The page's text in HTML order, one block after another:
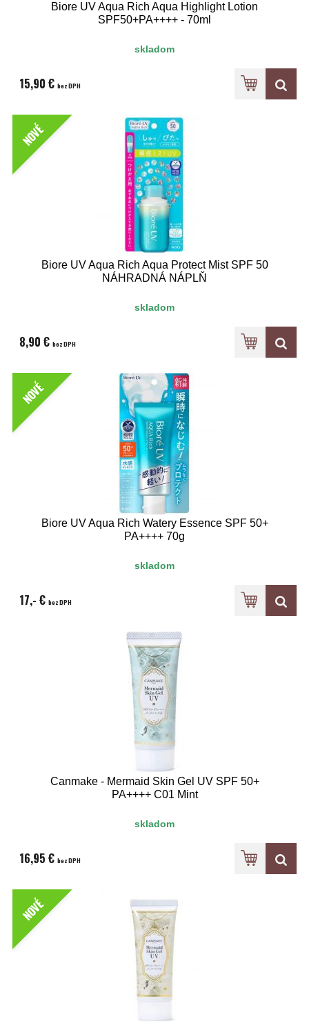
Biore UV Aqua Rich Aqua Highlight Lotion
SPF50+PA++++ - 70ml
skladom
15,90 € bez DPH
NOVÉ
Biore UV Aqua Rich Aqua Protect Mist SPF 50
NÁHRADNÁ NÁPLŇ
skladom
8,90 € bez DPH
NOVÉ
Biore UV Aqua Rich Watery Essence SPF 50+
PA++++ 70g
skladom
17,- € bez DPH
Canmake - Mermaid Skin Gel UV SPF 50+
PA++++ C01 Mint
skladom
16,95 € bez DPH
NOVÉ